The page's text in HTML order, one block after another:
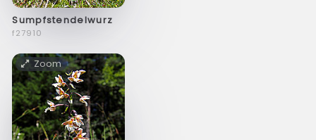
Sumpfstendelwurz
f27910
Zoom